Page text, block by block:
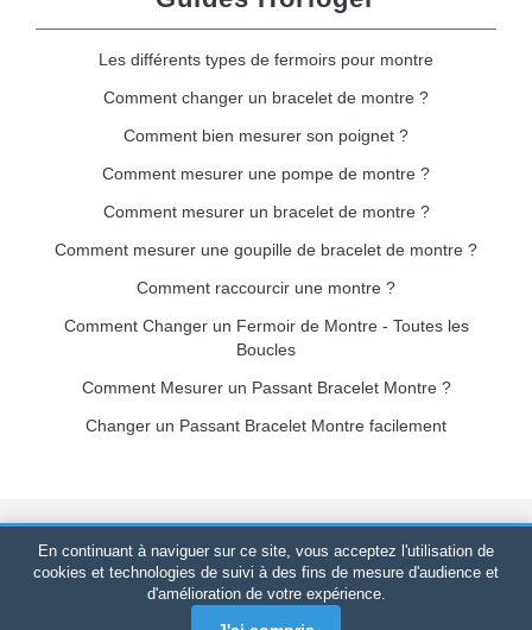
Les différents types de fermoirs pour montre
Comment changer un bracelet de montre ?
Comment bien mesurer son poignet ?
Comment mesurer une pompe de montre ?
Comment mesurer un bracelet de montre ?
Comment mesurer une goupille de bracelet de montre ?
Comment raccourcir une montre ?
Comment Changer un Fermoir de Montre - Toutes les
Boucles
Comment Mesurer un Passant Bracelet Montre ?
Changer un Passant Bracelet Montre facilement
Bracelet-de-montre.com© 2026Tous droits réservés-SIRET
520 247 727 000 57 -Plateforme Juridique : BP 20075 - 31121
PORTET PDC - France Métropolitaine-Vente en ligne
uniquement
En continuant à naviguer sur ce site, vous acceptez l'utilisation de
cookies et technologies de suivi à des fins de mesure d'audience et
d'amélioration de votre expérience.